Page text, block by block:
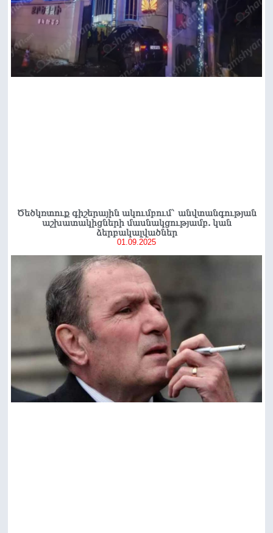
Ծեծկռտուք գիշերային ակումբում` անվտանգության
աշխատակիցների մասնակցությամբ. կան
ձերբակալվածներ
01.09.2025